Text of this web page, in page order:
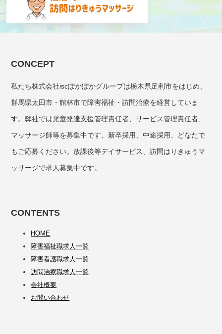
CONCEPT
私たち株式会社iscぽかぽかグループは栃木県足利市をはじめ、
群馬県太田市・館林市で障害福祉・訪問治療を経営していま
す。弊社では児童発達支援管理責任者、サービス管理責任者、
マッサージ師等を募集中です。新卒採用、中途採用、どなたで
もご応募ください。放課後等デイサービス、訪問はりきゅうマ
ッサージで求人募集中です。
CONTENTS
HOME
障害福祉職求人一覧
障害看護職求人一覧
訪問治療職求人一覧
会社概要
お問い合わせ